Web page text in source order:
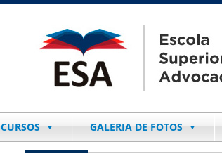
CURSOS GALERIA DE FOTOS